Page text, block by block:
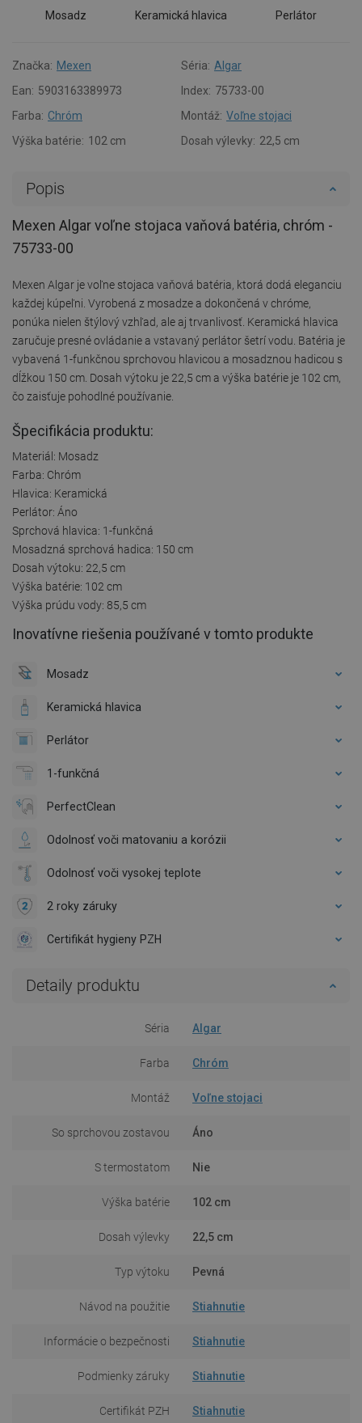
Mosadz Keramická hlavica Perlátor
Značka: Mexen Séria: Algar
Ean: 5903163389973 Index: 75733-00
Farba: Chróm Montáž: Voľne stojaci
Výška batérie: 102 cm Dosah výlevky: 22,5 cm
Popis
Mexen Algar voľne stojaca vaňová batéria, chróm -
75733-00
Mexen Algar je voľne stojaca vaňová batéria, ktorá dodá eleganciu
každej kúpeľni. Vyrobená z mosadze a dokončená v chróme,
ponúka nielen štýlový vzhľad, ale aj trvanlivosť. Keramická hlavica
zaručuje presné ovládanie a vstavaný perlátor šetrí vodu. Batéria je
vybavená 1-funkčnou sprchovou hlavicou a mosadznou hadicou s
dĺžkou 150 cm. Dosah výtoku je 22,5 cm a výška batérie je 102 cm,
čo zaisťuje pohodlné používanie.
Špecifikácia produktu:
Materiál: Mosadz
Farba: Chróm
Hlavica: Keramická
Perlátor: Áno
Sprchová hlavica: 1-funkčná
Mosadzná sprchová hadica: 150 cm
Dosah výtoku: 22,5 cm
Výška batérie: 102 cm
Výška prúdu vody: 85,5 cm
Inovatívne riešenia používané v tomto produkte
Mosadz
Keramická hlavica
Perlátor
1-funkčná
PerfectClean
Odolnosť voči matovaniu a korózii
Odolnosť voči vysokej teplote
2 roky záruky
Certifikát hygieny PZH
Detaily produktu
Séria Algar
Farba Chróm
Montáž Voľne stojaci
So sprchovou zostavou Áno
S termostatom Nie
Výška batérie 102 cm
Dosah výlevky 22,5 cm
Typ výtoku Pevná
Návod na použitie Stiahnutie
Informácie o bezpečnosti Stiahnutie
Podmienky záruky Stiahnutie
Certifikát PZH Stiahnutie